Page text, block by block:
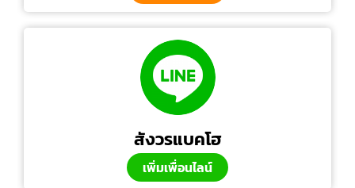
สังวรแบคโฮ
เพิ่มเพื่อนไลน์